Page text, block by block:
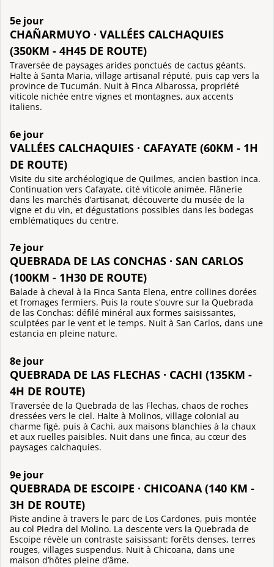
5e jour
CHAÑARMUYO · VALLÉES CALCHAQUIES
(350KM - 4H45 DE ROUTE)
Traversée de paysages arides ponctués de cactus géants.
Halte à Santa Maria, village artisanal réputé, puis cap vers la
province de Tucumán. Nuit à Finca Albarossa, propriété
viticole nichée entre vignes et montagnes, aux accents
italiens.
6e jour
VALLÉES CALCHAQUIES · CAFAYATE (60KM - 1H
DE ROUTE)
Visite du site archéologique de Quilmes, ancien bastion inca.
Continuation vers Cafayate, cité viticole animée. Flânerie
dans les marchés d’artisanat, découverte du musée de la
vigne et du vin, et dégustations possibles dans les bodegas
emblématiques du centre.
7e jour
QUEBRADA DE LAS CONCHAS · SAN CARLOS
(100KM - 1H30 DE ROUTE)
Balade à cheval à la Finca Santa Elena, entre collines dorées
et fromages fermiers. Puis la route s’ouvre sur la Quebrada
de las Conchas: défilé minéral aux formes saisissantes,
sculptées par le vent et le temps. Nuit à San Carlos, dans une
estancia en pleine nature.
8e jour
QUEBRADA DE LAS FLECHAS · CACHI (135KM -
4H DE ROUTE)
Traversée de la Quebrada de las Flechas, chaos de roches
dressées vers le ciel. Halte à Molinos, village colonial au
charme figé, puis à Cachi, aux maisons blanchies à la chaux
et aux ruelles paisibles. Nuit dans une finca, au cœur des
paysages calchaquies.
9e jour
QUEBRADA DE ESCOIPE · CHICOANA (140 KM -
3H DE ROUTE)
Piste andine à travers le parc de Los Cardones, puis montée
au col Piedra del Molino. La descente vers la Quebrada de
Escoipe révèle un contraste saisissant: forêts denses, terres
rouges, villages suspendus. Nuit à Chicoana, dans une
maison d’hôtes pleine d’âme.